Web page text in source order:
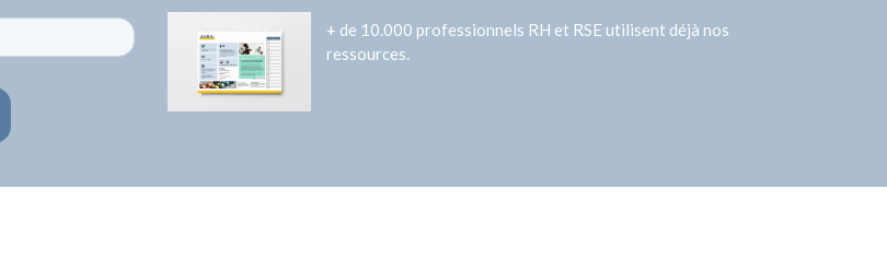
+ de 10.000 professionnels RH et RSE utilisent déjà nos
ressources.